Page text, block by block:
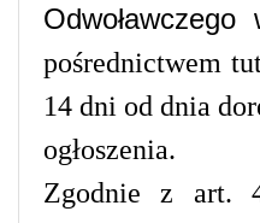
pośrednictwem
14 dni od dnia
ogłoszenia.
Zgodnie z art.